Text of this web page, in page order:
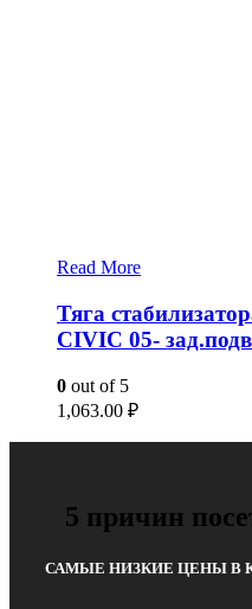
Read More
Тяга
CIVIC 05-
0 out of 5
1,063.00 ₽
5 причин
САМЫЕ НИЗКИЕ ЦЕНЫ В